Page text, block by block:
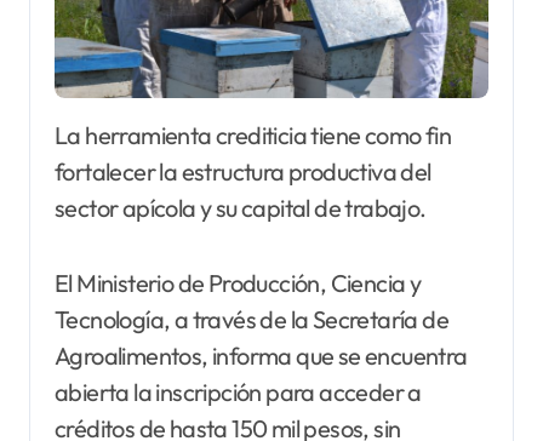
La herramienta crediticia tiene como fin
fortalecer la estructura productiva del
sector apícola y su capital de trabajo.
El Ministerio de Producción, Ciencia y
Tecnología, a través de la Secretaría de
Agroalimentos, informa que se encuentra
abierta la inscripción para acceder a
créditos de hasta 150 mil pesos, sin